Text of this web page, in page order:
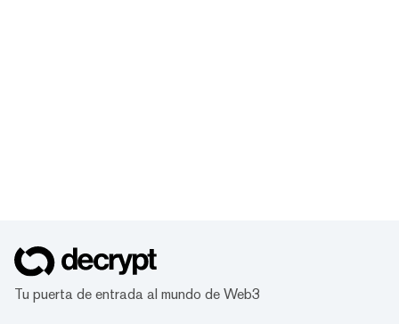
Tu puerta de entrada al mundo de Web3